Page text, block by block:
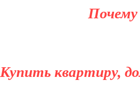
Купить квартиру,